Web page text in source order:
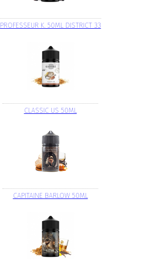
PROFESSEUR K. 50ML DISTRICT 33
CLASSIC US 50ML
CAPITAINE BARLOW 50ML